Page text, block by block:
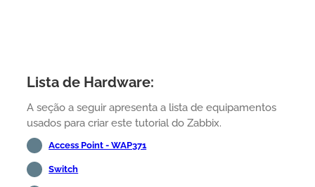
Lista de Hardware:
A seção a seguir apresenta a lista de equipamentos
usados para criar este tutorial do Zabbix.
Access Point - WAP371
Switch